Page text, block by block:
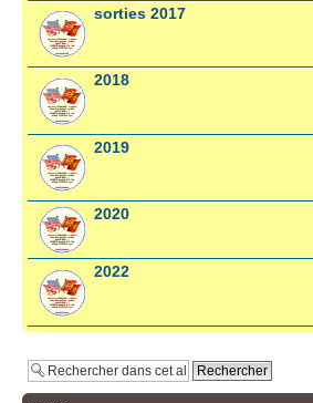
sorties 2017
2018
2019
2020
2022